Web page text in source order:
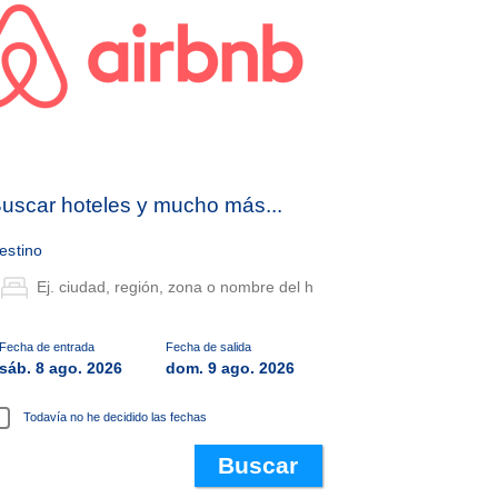
hoteles y mucho más...
de entrada
8 ago. 2026
Fecha de salida
dom. 9 ago. 2026
Todavía no he decidido las fechas